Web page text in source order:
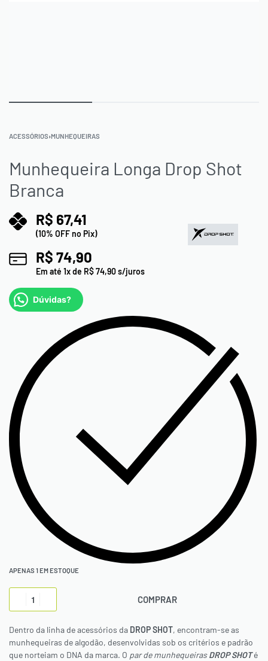
ACESSÓRIOS›MUNHEQUEIRAS
Munhequeira Longa Drop Shot
Branca
R$ 67,41
(10% OFF no Pix)
R$ 74,90
Em até 1x de R$74,90s/juros
Dúvidas?
APENAS 1 EM ESTOQUE
COMPRAR
Dentro da linha de acessórios da DROP SHOT, encontram-se as
munhequeiras de algodão, desenvolvidas sob os critérios e padrão
que norteiam o DNA da marca. O par de munhequeirasDROP SHOTé